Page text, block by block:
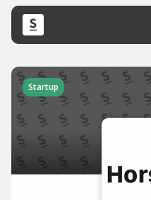
Startup